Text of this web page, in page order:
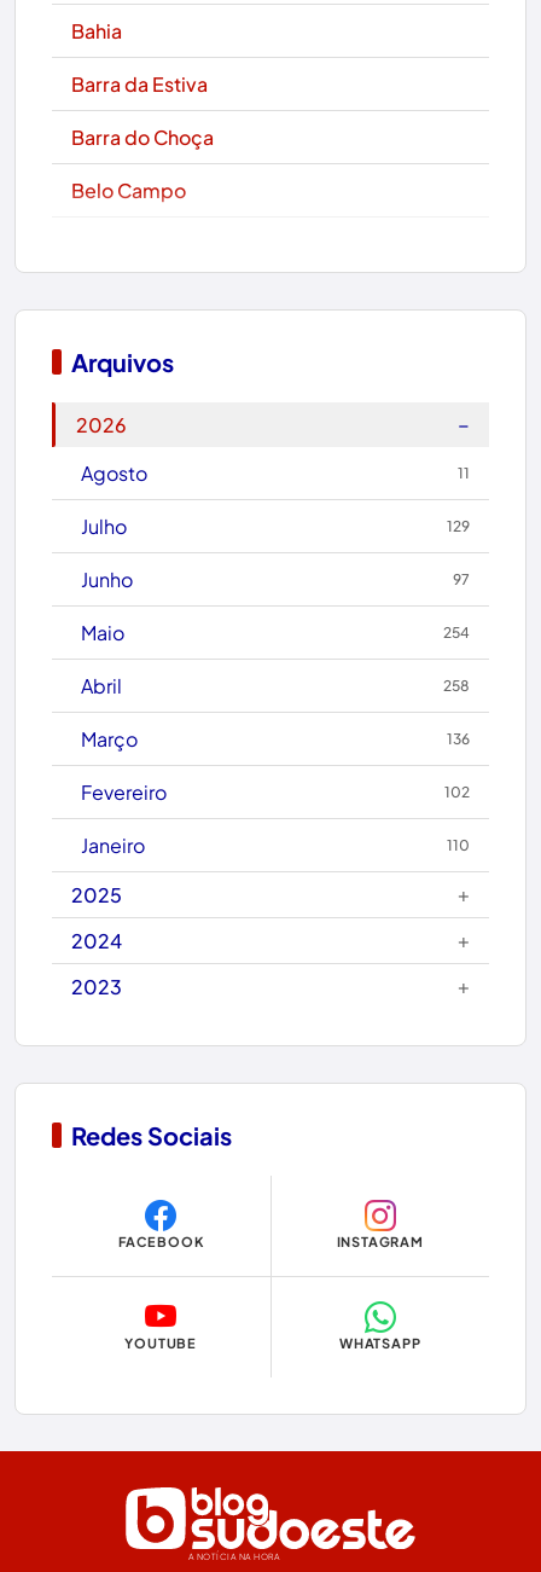
Bahia
Barra da Estiva
Barra do Choça
Belo Campo
Boquira
Caturama
Chapada Diamantina
Condeúba
Copa do Mundo 2026
Dom Basílio
Economia
Educação
Eleições 2024
Encruzilhada
Arquivos
2026
−
Agosto
11
Julho 129
Junho 97
Maio 254
Abril 258
Março 136
Fevereiro 102
Janeiro 110
2025
+
2024
+
2023
+
Redes Sociais
FACEBOOK INSTAGRAM
YOUTUBE WHATSAPP
A NOTÍCIA NA HORA